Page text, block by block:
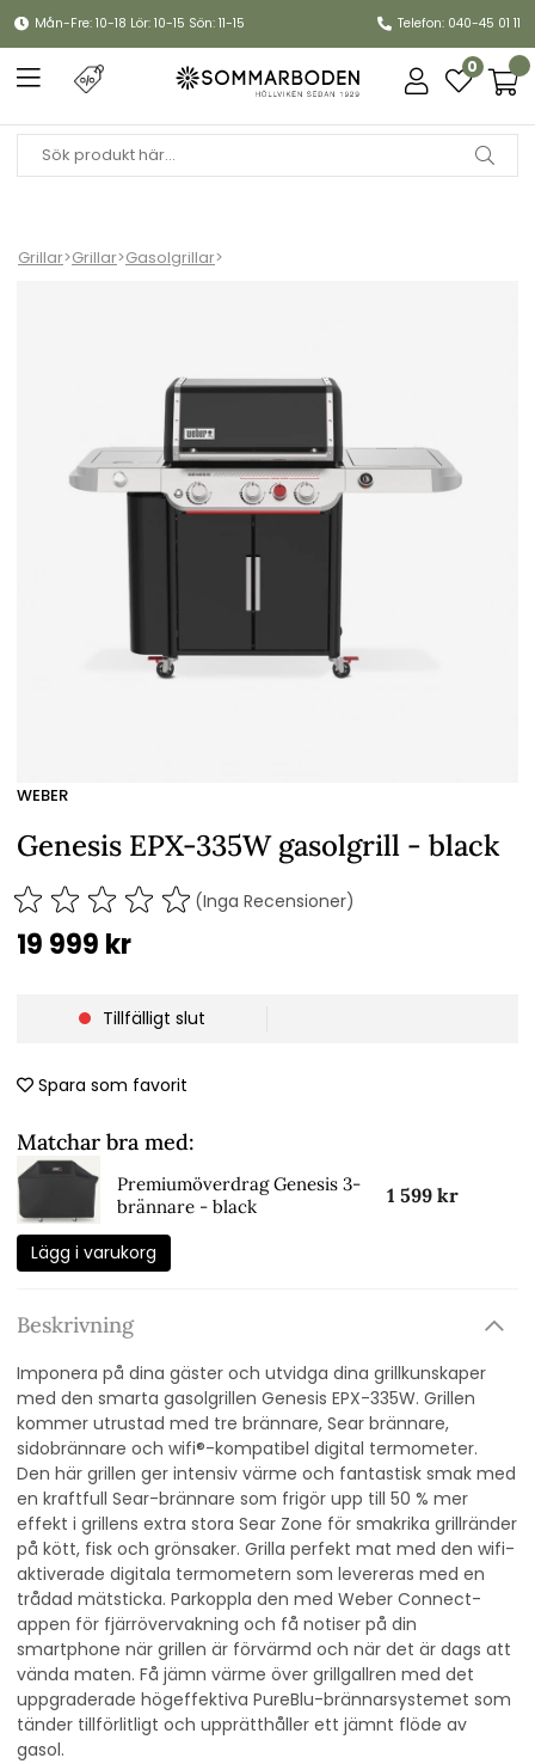
Mån-Fre: 10-18 Lör: 10-15 Sön: 11-15 Telefon: 040-45 01 11
0
Grillar>Grillar>Gasolgrillar>
WEBER
Genesis EPX-335W gasolgrill - black
(Inga Recensioner)
19 999 kr
Tillfälligt slut
Spara som favorit
Matchar bra med:
Premiumöverdrag Genesis 3-
brännare - black
1 599 kr
Lägg i varukorg
Beskrivning
Imponera på dina gäster och utvidga dina grillkunskaper
med den smarta gasolgrillen Genesis EPX-335W. Grillen
kommer utrustad med tre brännare, Sear brännare,
sidobrännare och wifi®-kompatibel digital termometer.
Den här grillen ger intensiv värme och fantastisk smak med
en kraftfull Sear-brännare som frigör upp till 50 % mer
effekt i grillens extra stora Sear Zone för smakrika grillränder
på kött, fisk och grönsaker. Grilla perfekt mat med den wifi-
aktiverade digitala termometern som levereras med en
trådad mätsticka. Parkoppla den med Weber Connect-
appen för fjärrövervakning och få notiser på din
smartphone när grillen är förvärmd och när det är dags att
vända maten. Få jämn värme över grillgallren med det
uppgraderade högeffektiva PureBlu-brännarsystemet som
tänder tillförlitligt och upprätthåller ett jämnt flöde av
gasol.